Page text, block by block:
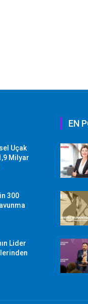
Uçak
Milyar
300
Lider
EN